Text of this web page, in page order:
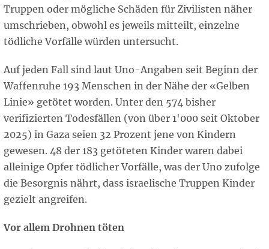
Truppen oder mögliche Schäden für Zivilisten näher
umschrieben, obwohl es jeweils mitteilt, einzelne
tödliche Vorfälle würden untersucht.
Auf jeden Fall sind laut Uno-Angaben seit Beginn der
Waffenruhe 193 Menschen in der Nähe der «Gelben
Linie» getötet worden. Unter den 574 bisher
verifizierten Todesfällen (von über 1'000 seit Oktober
2025) in Gaza seien 32 Prozent jene von Kindern
gewesen. 48 der 183 getöteten Kinder waren dabei
alleinige Opfer tödlicher Vorfälle, was der Uno zufolge
die Besorgnis nährt, dass israelische Truppen Kinder
gezielt angreifen.
Vor allem Drohnen töten